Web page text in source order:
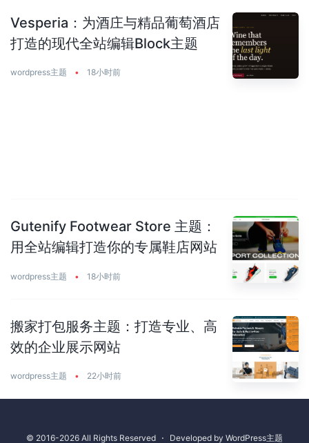
Vesperia：为酒庄与精品葡萄酒店
打造的现代全站编辑Block主题
wordpress主题 • 18小时前
Gutenify Footwear Store 主题：
用全站编辑打造你的专属鞋店网站
wordpress主题 • 18小时前
搬家打包服务主题：打造专业、高
效的企业展示网站
wordpress主题 • 22小时前
© 2016-2026 All Rights Reserved ⋅ Developed by WordPress主题